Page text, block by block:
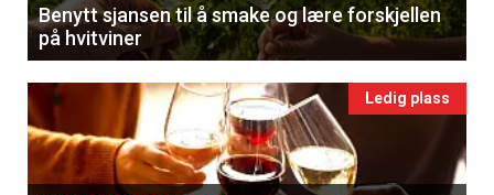
Benytt sjansen til å smake og lære forskjellen
på hvitviner
Ledig plass